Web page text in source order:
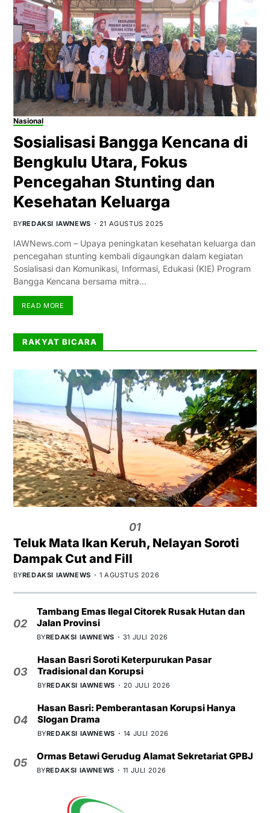
Nasional
Sosialisasi Bangga Kencana di
Bengkulu Utara, Fokus
Pencegahan Stunting dan
Kesehatan Keluarga
BYREDAKSI IAWNEWS 21 AGUSTUS 2025
IAWNews.com – Upaya peningkatan kesehatan keluarga dan
pencegahan stunting kembali digaungkan dalam kegiatan
Sosialisasi dan Komunikasi, Informasi, Edukasi (KIE) Program
Bangga Kencana bersama mitra…
READ MORE
RAKYAT BICARA
01
Teluk Mata Ikan Keruh, Nelayan Soroti
Dampak Cut and Fill
BYREDAKSI IAWNEWS 1 AGUSTUS 2026
02
Tambang Emas Ilegal Citorek Rusak Hutan dan
Jalan Provinsi
BYREDAKSI IAWNEWS 31 JULI 2026
03
Hasan Basri Soroti Keterpurukan Pasar
Tradisional dan Korupsi
BYREDAKSI IAWNEWS 20 JULI 2026
04
Hasan Basri: Pemberantasan Korupsi Hanya
Slogan Drama
BYREDAKSI IAWNEWS 14 JULI 2026
05
Ormas Betawi Gerudug Alamat Sekretariat GPBJ
BYREDAKSI IAWNEWS 11 JULI 2026